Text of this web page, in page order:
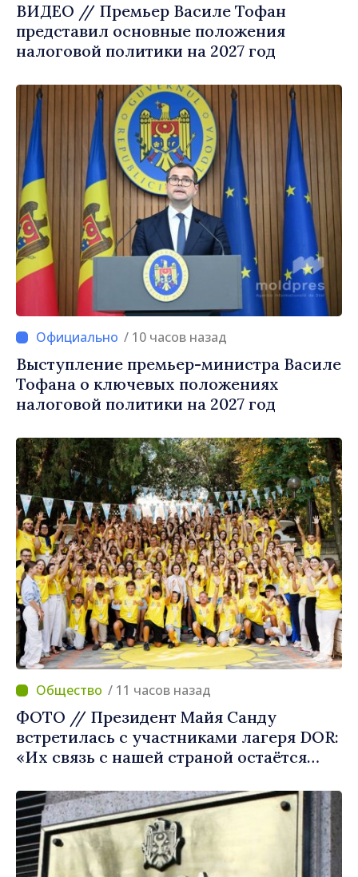
ВИДЕО // Премьер Василе Тофан
представил основные положения
налоговой политики на 2027 год
/ 10 часов назад
Выступление премьер-министра Василе
Тофана о ключевых положениях
налоговой политики на 2027 год
/ 11 часов назад
ФОТО // Президент Майя Санду
встретилась с участниками лагеря DOR:
«Их связь с нашей страной остаётся